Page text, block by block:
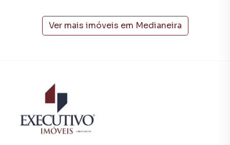
e barracões para venda ou locação, além de
empreendimentos em construção ou lançamentos na
Negocie seu imóvel de forma totalmente online, com
segurança e tranquilidade. Na Executivo Imóveis você
consegue comprar ou alugar um imóvel em Arroio do Meio
Ver mais imóveis em Medianeira